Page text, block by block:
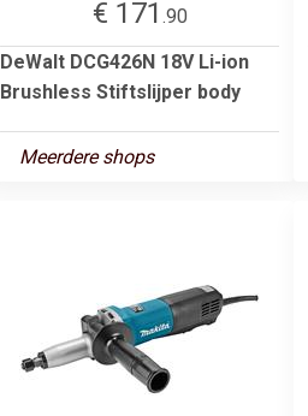
€ 171 .90
DeWalt DCG426N 18V Li-ion
Brushless Stiftslijper body
Meerdere shops